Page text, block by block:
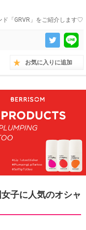
ド「GRVR」をご紹介します♡
お気に入りに追加
子に人気のオシャ